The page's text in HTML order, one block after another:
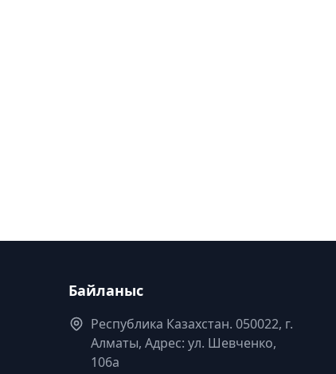
Байланыс
Республика Казахстан. 050022, г.
Алматы, Адрес: ул. Шевченко,
106а